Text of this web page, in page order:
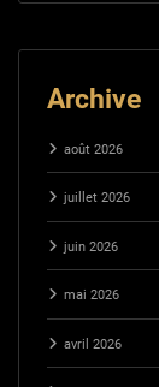
Archive
août 2026
juillet 2026
juin 2026
mai 2026
avril 2026